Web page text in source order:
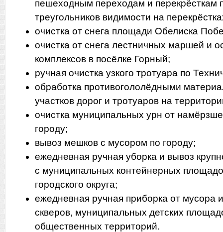
пешеходным переходам и перекрёсткам
треугольников видимости на
очистка от снега площади Обелиска
очистка от снега лестничных маршей и
комплексов в посёлке Горный;
ручная очистка узкого тротуара по
обработка противогололёдными
участков дорог и тротуаров на
очистка муниципальных урн от
городу;
вывоз мешков с мусором по городу;
ежедневная ручная уборка и вывоз
с муниципальных контейнерных
городского округа;
ежедневная ручная приборка от мусора
скверов, муниципальных детских
общественных территорий.